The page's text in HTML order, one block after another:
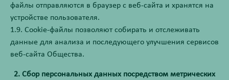
файлы отправляются в браузер с веб-сайта и хранятся на
устройстве пользователя.
1.9. Cookie-файлы позволяют собирать и отслеживать
данные для анализа и последующего улучшения сервисов
веб-сайта Общества.
2. Сбор персональных данных посредством метрических